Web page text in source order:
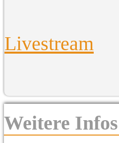
Livestream
Weitere Infos